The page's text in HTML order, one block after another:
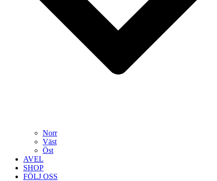
Norr
Väst
Öst
AVEL
SHOP
FÖLJ OSS